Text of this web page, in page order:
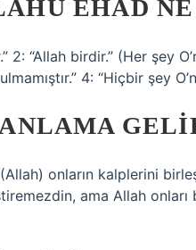
EHAD
2: “Allah birdir.” (Her şey
4: “Hiçbir şey
onların kalplerini
ama Allah